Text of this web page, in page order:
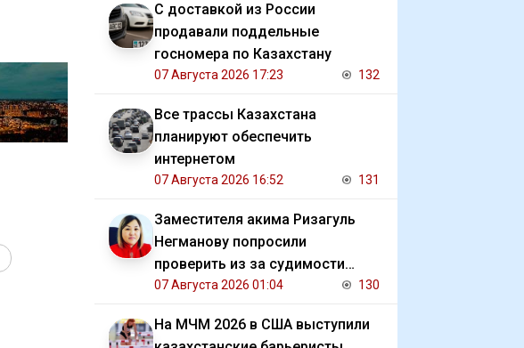
С доставкой из России
продавали поддельные
госномера по Казахстану
07 Августа 2026 17:23 132
Все трассы Казахстана
планируют обеспечить
интернетом
07 Августа 2026 16:52 131
Заместителя акима Ризагуль
Негманову попросили
проверить из за судимости
сестры
07 Августа 2026 01:04 130
На МЧМ 2026 в США выступили